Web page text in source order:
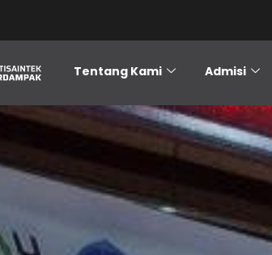
Tentang Kami Admisi